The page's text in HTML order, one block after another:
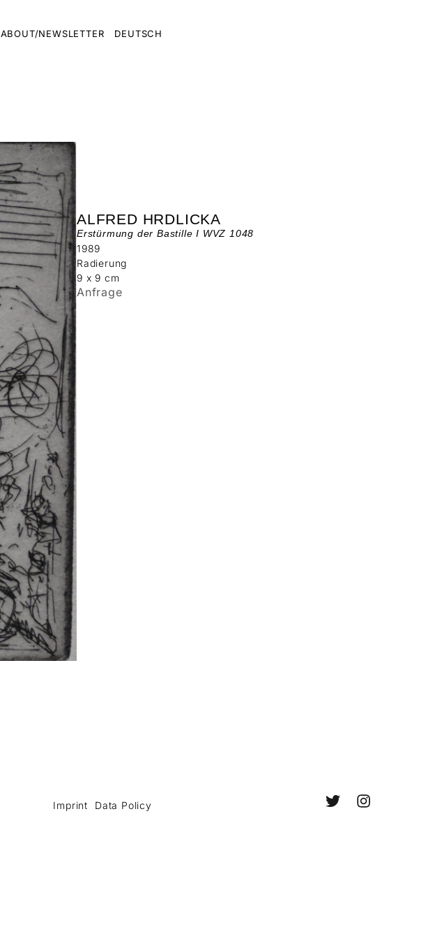
ABOUT/NEWSLETTER DEUTSCH
ALFRED HRDLICKA
Erstürmung der Bastille I WVZ 1048
1989
Radierung
9 x 9 cm
Anfrage
Imprint Data Policy